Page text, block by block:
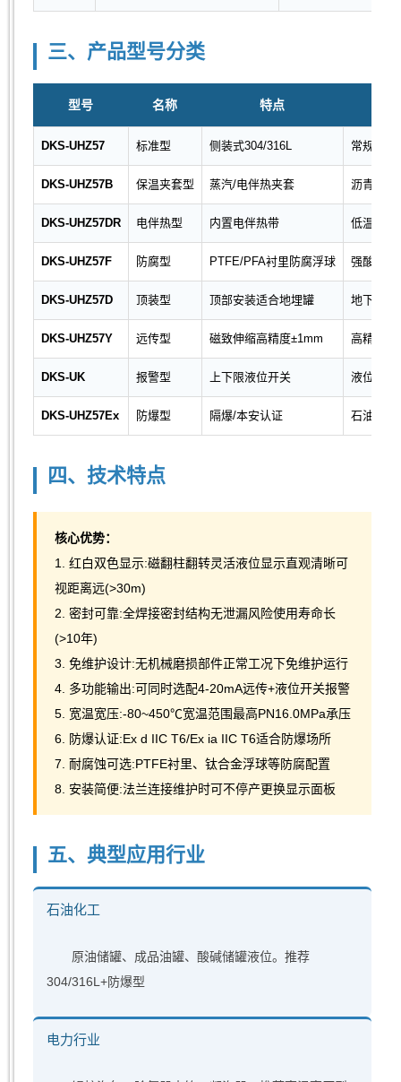
三、产品型号分类
型号 名称 特点
DKS-UHZ57 标准型 侧装式304/316L 常规液体
DKS-UHZ57B 保温夹套型 蒸汽/电伴热夹套 沥青、重
DKS-UHZ57DR 电伴热型 内置电伴热带 低温环境
DKS-UHZ57F 防腐型 PTFE/PFA衬里防腐浮球 强酸、强
DKS-UHZ57D 顶装型 顶部安装适合地埋罐 地下储罐
DKS-UHZ57Y 远传型 磁致伸缩高精度±1mm 高精度液
DKS-UK 报警型 上下限液位开关 液位高低
DKS-UHZ57Ex 防爆型 隔爆/本安认证 石油化工
四、技术特点
核心优势：
1. 红白双色显示:磁翻柱翻转灵活液位显示直观清晰可
视距离远(>30m)
2. 密封可靠:全焊接密封结构无泄漏风险使用寿命长
(>10年)
3. 免维护设计:无机械磨损部件正常工况下免维护运行
4. 多功能输出:可同时选配4-20mA远传+液位开关报警
5. 宽温宽压:-80~450℃宽温范围最高PN16.0MPa承压
6. 防爆认证:Ex d IIC T6/Ex ia IIC T6适合防爆场所
7. 耐腐蚀可选:PTFE衬里、钛合金浮球等防腐配置
8. 安装简便:法兰连接维护时可不停产更换显示面板
五、典型应用行业
石油化工
原油储罐、成品油罐、酸碱储罐液位。推荐
304/316L+防爆型
电力行业